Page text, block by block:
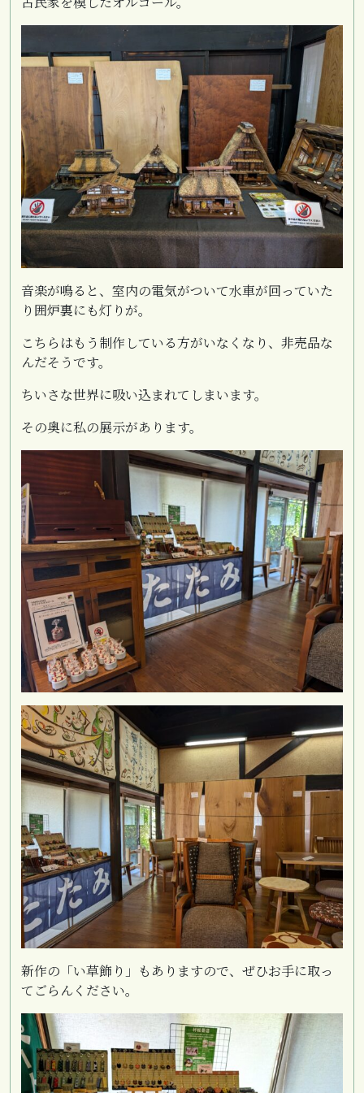
音楽が鳴ると、室内の電気がついて水車が回っていた
り囲炉裏にも灯りが。
こちらはもう制作している方がいなくなり、非売品な
んだそうです。
ちいさな世界に吸い込まれてしまいます。
その奥に私の展示があります。
新作の「い草飾り」もありますので、ぜひお手に取っ
てごらんください。